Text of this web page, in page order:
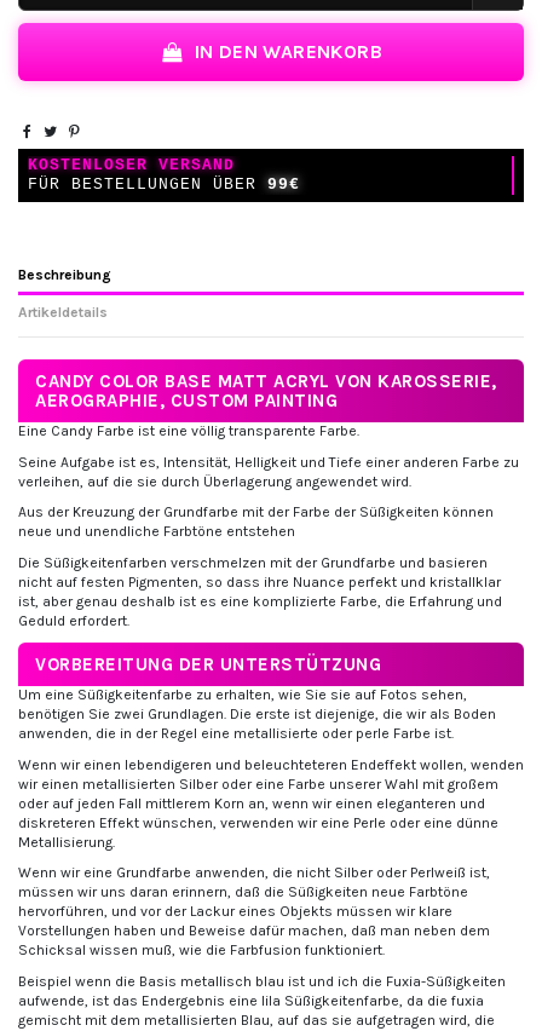
IN DEN WARENKORB
KOSTENLOSER VERSAND
FÜR BESTELLUNGEN ÜBER 99€
Beschreibung
Artikeldetails
CANDY COLOR BASE MATT ACRYL VON KAROSSERIE,
AEROGRAPHIE, CUSTOM PAINTING
Eine Candy Farbe ist eine völlig transparente Farbe.
Seine Aufgabe ist es, Intensität, Helligkeit und Tiefe einer anderen Farbe zu
verleihen, auf die sie durch Überlagerung angewendet wird.
Aus der Kreuzung der Grundfarbe mit der Farbe der Süßigkeiten können
neue und unendliche Farbtöne entstehen
Die Süßigkeitenfarben verschmelzen mit der Grundfarbe und basieren
nicht auf festen Pigmenten, so dass ihre Nuance perfekt und kristallklar
ist, aber genau deshalb ist es eine komplizierte Farbe, die Erfahrung und
Geduld erfordert.
VORBEREITUNG DER UNTERSTÜTZUNG
Um eine Süßigkeitenfarbe zu erhalten, wie Sie sie auf Fotos sehen,
benötigen Sie zwei Grundlagen. Die erste ist diejenige, die wir als Boden
anwenden, die in der Regel eine metallisierte oder perle Farbe ist.
Wenn wir einen lebendigeren und beleuchteteren Endeffekt wollen, wenden
wir einen metallisierten Silber oder eine Farbe unserer Wahl mit großem
oder auf jeden Fall mittlerem Korn an, wenn wir einen eleganteren und
diskreteren Effekt wünschen, verwenden wir eine Perle oder eine dünne
Metallisierung.
Wenn wir eine Grundfarbe anwenden, die nicht Silber oder Perlweiß ist,
müssen wir uns daran erinnern, daß die Süßigkeiten neue Farbtöne
hervorführen, und vor der Lackur eines Objekts müssen wir klare
Vorstellungen haben und Beweise dafür machen, daß man neben dem
Schicksal wissen muß, wie die Farbfusion funktioniert.
Beispiel wenn die Basis metallisch blau ist und ich die Fuxia-Süßigkeiten
aufwende, ist das Endergebnis eine lila Süßigkeitenfarbe, da die fuxia
gemischt mit dem metallisierten Blau, auf das sie aufgetragen wird, die